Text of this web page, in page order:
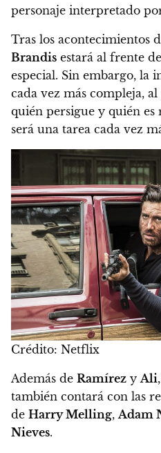
personaje interpretado
Tras los acontecimientos
Brandis estará al frente
especial. Sin embargo, la
cada vez más compleja,
quién persigue y quién
será una tarea cada vez
Crédito: Netflix
Además de Ramírez y Ali
también contará con las
de Harry Melling, Adam
Nieves.